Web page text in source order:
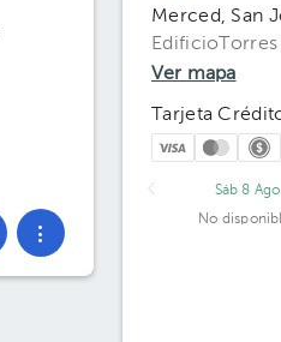
Merced, San
Ver mapa
Tarjeta
Sáb 8 Ago
No